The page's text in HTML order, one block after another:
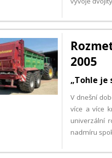
2005
„Tohle
V dnešní
více a více
univerzální
nadmíru